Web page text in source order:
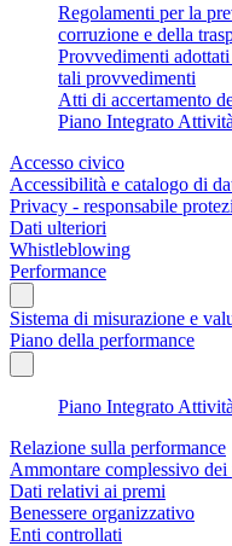
Regolamenti per la
corruzione e della
Provvedimenti
tali provvedimenti
Atti di accertamento
Piano Integrato
Accesso civico
Accessibilità e catalogo di
Privacy - responsabile
Dati ulteriori
Whistleblowing
Performance
Sistema di misurazione e
Piano della performance
Piano Integrato
Relazione sulla performance
Ammontare complessivo dei
Dati relativi ai premi
Benessere organizzativo
Enti controllati